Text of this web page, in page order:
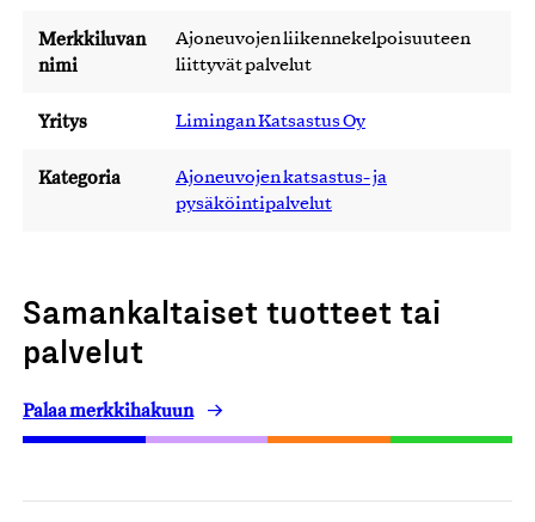
Merkkiluvan
nimi
Ajoneuvojen liikennekelpoisuuteen
liittyvät palvelut
Yritys Limingan Katsastus Oy
Kategoria
Ajoneuvojen katsastus- ja
pysäköintipalvelut
Samankaltaiset tuotteet tai
palvelut
Palaa merkkihakuun